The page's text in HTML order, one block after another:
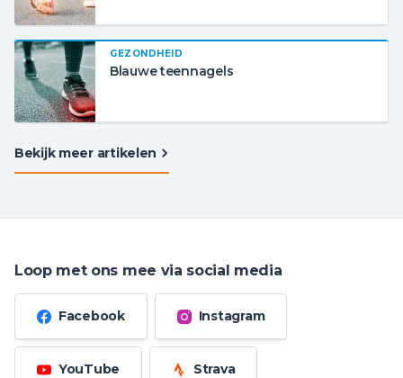
GEZONDHEID
Blauwe teennagels
Bekijk meer artikelen
Loop met ons mee via social media
Facebook Instagram
YouTube Strava